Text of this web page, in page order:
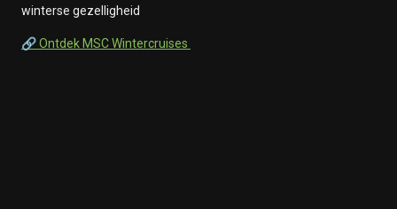
winterse gezelligheid
🔗 Ontdek MSC Wintercruises